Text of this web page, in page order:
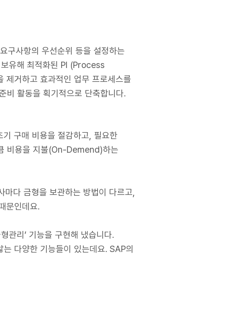
사항의 우선순위 등을 설정하는
유해 최적화된 PI (Process
거하고 효과적인 업무 프로세스를
비 활동을 획기적으로 단축합니다.
구매 비용을 절감하고, 필요한
비용을 지불(On-Demend)하는
다 금형을 보관하는 방법이 다르고,
문인데요.
관리’ 기능을 구현해 냈습니다.
다양한 기능들이 있는데요. SAP의